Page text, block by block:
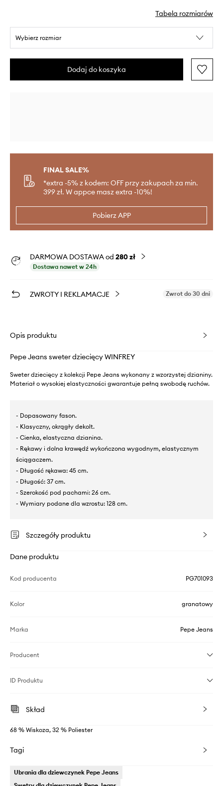
Tabela rozmiarów
Wybierz rozmiar
Dodaj do koszyka
FINAL SALE%
*extra -5% z kodem: OFF przy zakupach za min.
399 zł. W appce masz extra -10%!
Pobierz APP
DARMOWA DOSTAWA od 280 zł
Dostawa nawet w 24h
ZWROTY I REKLAMACJE Zwrot do 30 dni
Opis produktu
Pepe Jeans sweter dziecięcy WINFREY
Sweter dziecięcy z kolekcji Pepe Jeans wykonany z wzorzystej dzianiny.
Materiał o wysokiej elastyczności gwarantuje pełną swobodę ruchów.
- Dopasowany fason.
- Klasyczny, okrągły dekolt.
- Cienka, elastyczna dzianina.
- Rękawy i dolna krawędź wykończona wygodnym, elastycznym
ściągaczem.
- Długość rękawa: 45 cm.
- Długość: 37 cm.
- Szerokość pod pachami: 26 cm.
- Wymiary podane dla wzrostu: 128 cm.
Szczegóły produktu
Dane produktu
Kod producenta PG701093
Kolor granatowy
Marka Pepe Jeans
Producent
ID Produktu
Skład
68 % Wiskoza, 32 % Poliester
Tagi
Ubrania dla dziewczynek Pepe Jeans